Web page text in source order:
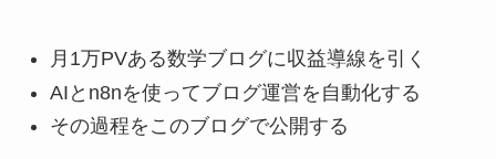
月1万PVある数学ブログに収益導線を引く
AIとn8nを使ってブログ運営を自動化する
その過程をこのブログで公開する